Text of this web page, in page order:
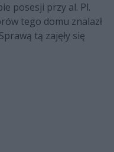
posesji przy al. Pl.
tego domu znalazł
tą zajęły się